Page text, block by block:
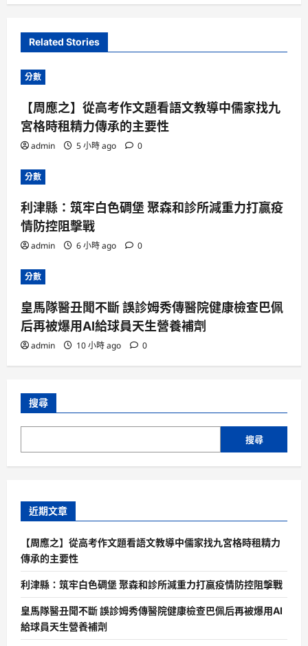
Related Stories
分數
【周應之】從高考作文題看語文教導中儒家找九
宮格時租精力傳承的主要性
admin 5 小時 ago 0
分數
利津縣：筑牢白色碉堡 聚森和診所減重力打贏疫
情防控阻擊戰
admin 6 小時 ago 0
分數
皇馬隊醫丑聞不斷 誤診姆秀傳醫院健康檢查巴佩
后再被爆用AI給球員天生營養補劑
admin 10 小時 ago 0
搜尋
搜尋
近期文章
【周應之】從高考作文題看語文教導中儒家找九宮格時租精力
傳承的主要性
利津縣：筑牢白色碉堡 聚森和診所減重力打贏疫情防控阻擊戰
皇馬隊醫丑聞不斷 誤診姆秀傳醫院健康檢查巴佩后再被爆用AI
給球員天生營養補劑